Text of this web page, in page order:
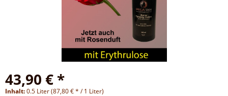
43,90 € *
Inhalt:0.5 Liter (87,80 € * / 1 Liter)